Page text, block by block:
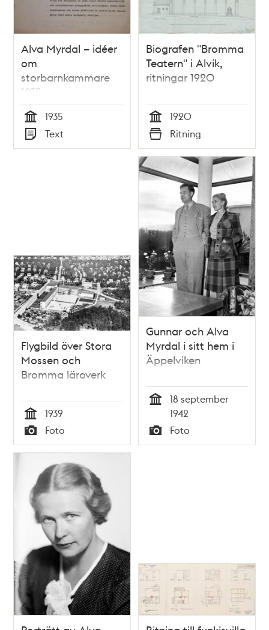
Alva Myrdal – idéer
om
storbarnkammare
1935
Tid
1935
Typ
Text
Biografen "Bromma
Teatern" i Alvik,
ritningar 1920
Tid
1920
Typ
Ritning
Flygbild över Stora
Mossen och
Bromma läroverk
Tid
1939
Typ
Foto
Gunnar och Alva
Myrdal i sitt hem i
Äppelviken
18 september
1942
Typ
Foto